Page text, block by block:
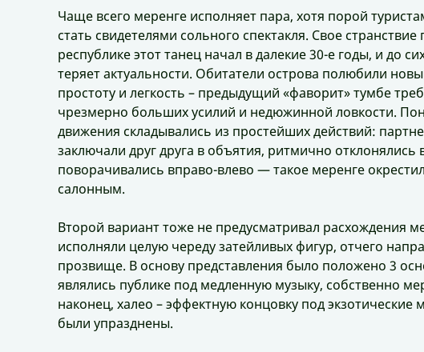
Чаще всего меренге исполняет пара, хотя порой
стать свидетелями сольного спектакля. Свое странствие
республике этот танец начал в далекие 30-е годы, и до
теряет актуальности. Обитатели острова полюбили
простоту и легкость – предыдущий «фаворит» тумбе
чрезмерно больших усилий и недюжинной ловкости.
движения складывались из простейших действий:
заключали друг друга в объятия, ритмично отклонялись
поворачивались вправо-влево — такое меренге
салонным.
Второй вариант тоже не предусматривал расхождения
исполняли целую череду затейливых фигур, отчего
прозвище. В основу представления было положено 3
являлись публике под медленную музыку, собственно
наконец, халео – эффектную концовку под
были упразднены.